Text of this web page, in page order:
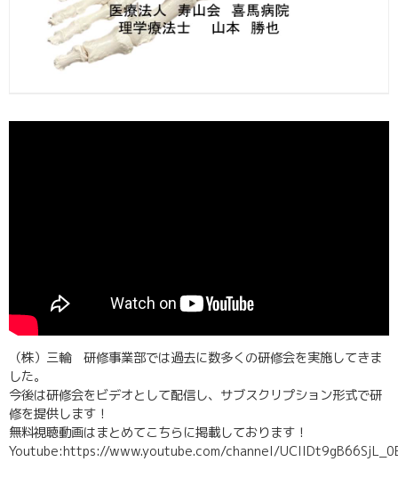
（株）三輪 研修事業部では過去に数多くの研修会を実施してきま
した。
今後は研修会をビデオとして配信し、サブスクリプション形式で研
修を提供します！
無料視聴動画はまとめてこちらに掲載しております！
Youtube:https://www.youtube.com/channel/